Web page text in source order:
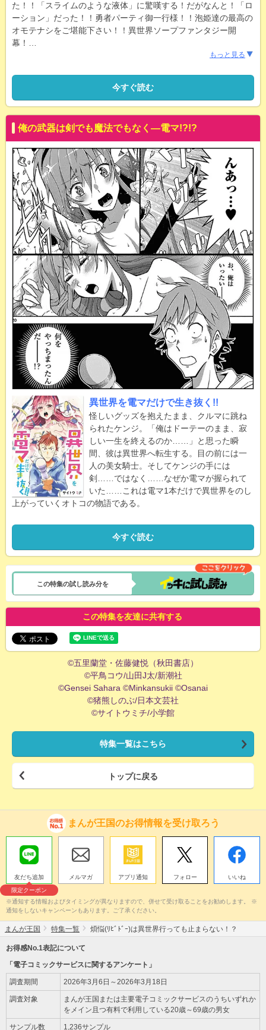
た！！「スライムのような液体」に驚嘆する！だがなんと！「ロ
ーション」だった！！勇者パーティ御一行様！！泡姫達の最高の
オモテナシをご堪能下さい！！異世界ソープファンタジー開
幕！
もっと見る
今すぐ読む
俺の武器は剣でも魔法でもなく―電マ!?!?
異世界を電マだけで生き抜く!!
怪しいグッズを抱えたまま、クルマに跳ね
られたケンジ。「俺はドーテーのまま、寂
しい一生を終えるのか……」と思った瞬
間、彼は異世界へ転生する。目の前には一
人の美女騎士。そしてケンジの手には
剣……ではなく……なぜか電マが握られて
いた……これは電マ1本だけで異世界をのし
上がっていくオトコの物語である。
今すぐ読む
この特集の試し読み分を
この特集を友達に共有する
©五里蘭堂・佐藤健悦（秋田書店）
©平鳥コウ/山田J太/新潮社
©Gensei Sahara ©Minkansukii ©Osanai
©猪熊しのぶ/日本文芸社
©サイトウミチ/小学館
特集一覧はこちら
トップに戻る
まんが王国のお得情報を受け取ろう
友だち追加
限定クーポン
メルマガ アプリ通知 フォロー いいね
※通知する情報およびタイミングが異なりますので、併せて受け取ることをお勧めします。 ※
通知をしないキャンペーンもあります。ご了承ください。
まんが王国 特集一覧 煩悩(ﾘﾋﾞﾄﾞｰ)は異世界行っても止まらない！？
お得感No.1表記について
「電子コミックサービスに関するアンケート」
調査期間 2026年3月6日～2026年3月18日
調査対象
まんが王国または主要電子コミックサービスのうちいずれか
をメイン且つ有料で利用している20歳～69歳の男女
サンプル数 1,236サンプル